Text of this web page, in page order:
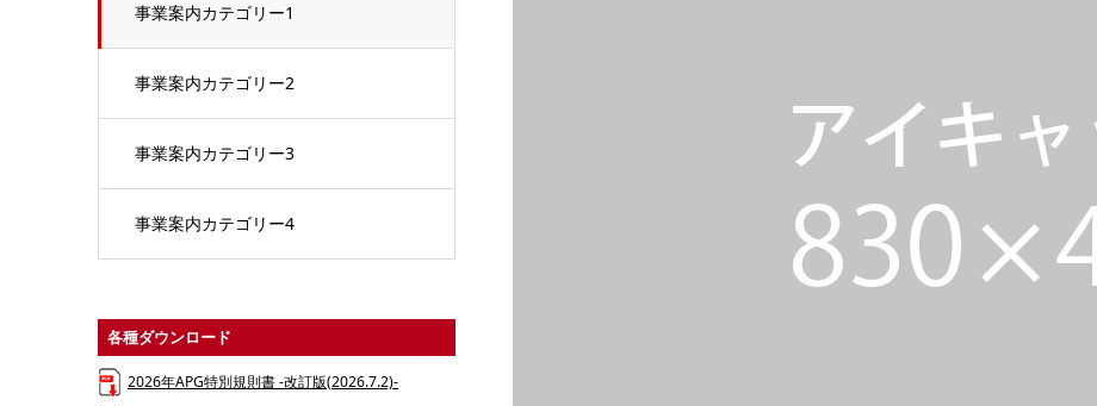
事業案内カテゴリー1
事業案内カテゴリー2
事業案内カテゴリー3
事業案内カテゴリー4
各種ダウンロード
2026年APG特別規則書 -改訂版(2026.7.2)-